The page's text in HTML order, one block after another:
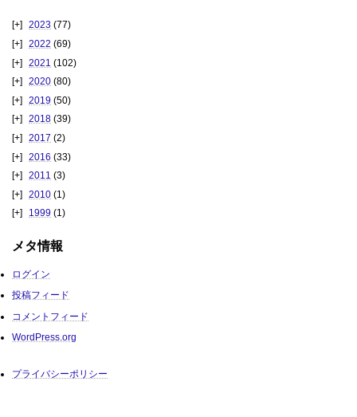
2023 (77)
2022 (69)
2021 (102)
2020 (80)
2019 (50)
2018 (39)
2017 (2)
2016 (33)
2011 (3)
2010 (1)
1999 (1)
メタ情報
ログイン
投稿フィード
コメントフィード
WordPress.org
プライバシーポリシー